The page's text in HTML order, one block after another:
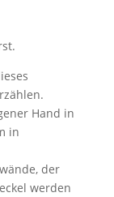
Hand in
in
der
werden